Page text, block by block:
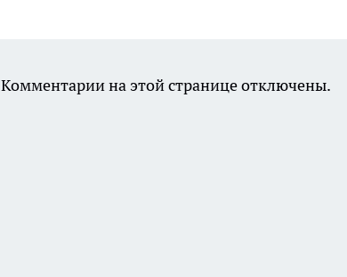
Комментарии на этой странице отключены.